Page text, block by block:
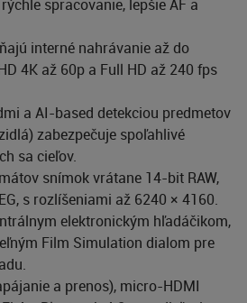
spracovanie, lepšie AF a
interné nahrávanie až do
4K až 60p a Full HD až 240 fps
a AI-based detekciou predmetov
zabezpečuje spoľahlivé
sa cieľov.
snímok vrátane 14-bit RAW,
s rozlíšeniami až 6240 × 4160.
elektronickým hľadáčikom,
Film Simulation dialom pre
a prenos), micro-HDMI